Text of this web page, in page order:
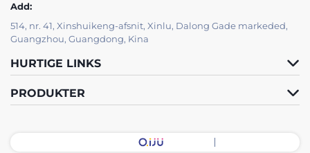
Add:
514, nr. 41, Xinshuikeng-afsnit, Xinlu, Dalong Gade markeded,
Guangzhou, Guangdong, Kina
HURTIGE LINKS
PRODUKTER